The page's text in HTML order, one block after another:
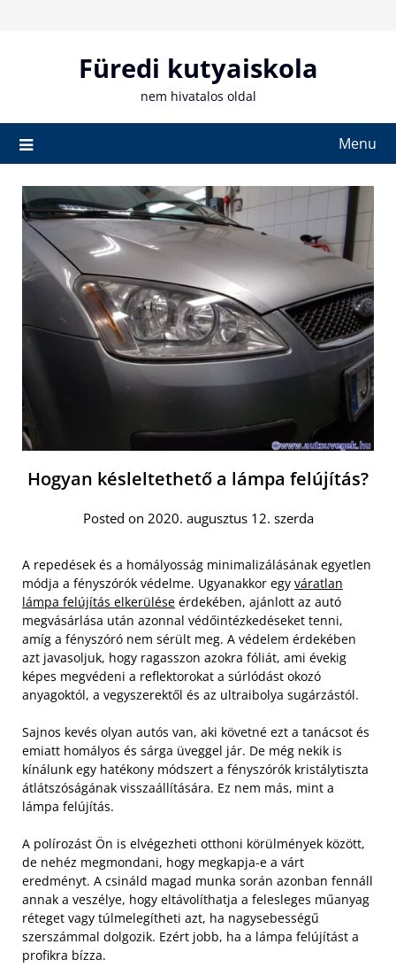
Füredi kutyaiskola
nem hivatalos oldal
Menu
Hogyan késleltethető a lámpa felújítás?
Posted on 2020. augusztus 12. szerda
A repedések és a homályosság minimalizálásának egyetlen
módja a fényszórók védelme. Ugyanakkor egy váratlan
lámpa felújítás elkerülése érdekében, ajánlott az autó
megvásárlása után azonnal védőintézkedéseket tenni,
amíg a fényszóró nem sérült meg. A védelem érdekében
azt javasoljuk, hogy ragasszon azokra fóliát, ami évekig
képes megvédeni a reflektorokat a súrlódást okozó
anyagoktól, a vegyszerektől és az ultraibolya sugárzástól.
Sajnos kevés olyan autós van, aki követné ezt a tanácsot és
emiatt homályos és sárga üveggel jár. De még nekik is
kínálunk egy hatékony módszert a fényszórók kristálytiszta
átlátszóságának visszaállítására. Ez nem más, mint a
lámpa felújítás.
A polírozást Ön is elvégezheti otthoni körülmények között,
de nehéz megmondani, hogy megkapja-e a várt
eredményt. A csináld magad munka során azonban fennáll
annak a veszélye, hogy eltávolíthatja a felesleges műanyag
réteget vagy túlmelegítheti azt, ha nagysebességű
szerszámmal dolgozik. Ezért jobb, ha a lámpa felújítást a
profikra bízza.